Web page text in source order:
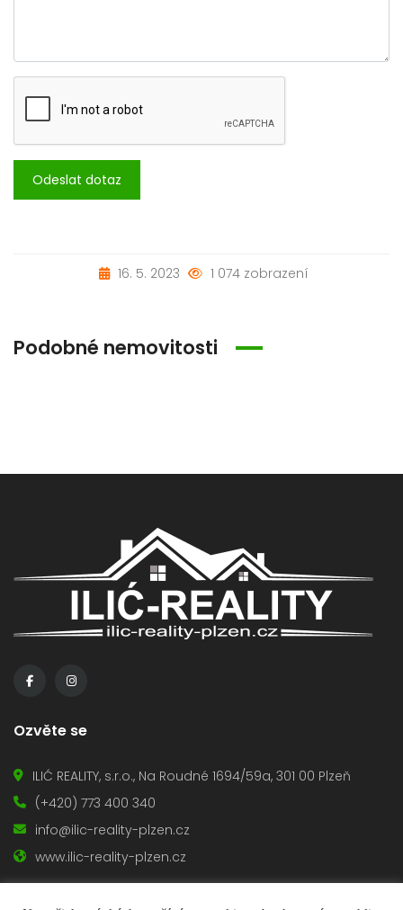
Odeslat dotaz
16. 5. 2023 1 074 zobrazení
Podobné nemovitosti
Ozvěte se
ILIĆ REALITY, s.r.o., Na Roudné 1694/59a, 301 00 Plzeň
(+420) 773 400 340
info@ilic-reality-plzen.cz
www.ilic-reality-plzen.cz